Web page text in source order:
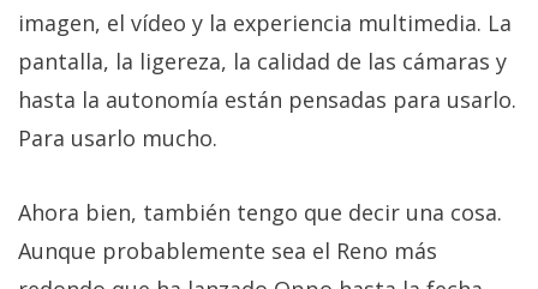
imagen, el vídeo y la experiencia multimedia. La
pantalla, la ligereza, la calidad de las cámaras y
hasta la autonomía están pensadas para usarlo.
Para usarlo mucho.
Ahora bien, también tengo que decir una cosa.
Aunque probablemente sea el Reno más